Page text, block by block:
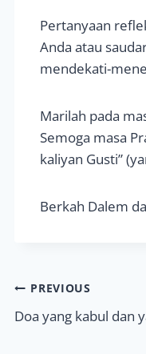
Pertanyaan
Anda atau
mendekati-
Marilah pada
Semoga masa
kaliyan Gusti”
Berkah Dalem
Navigasi
pos
PREVIOUS
Doa yang kabul dan